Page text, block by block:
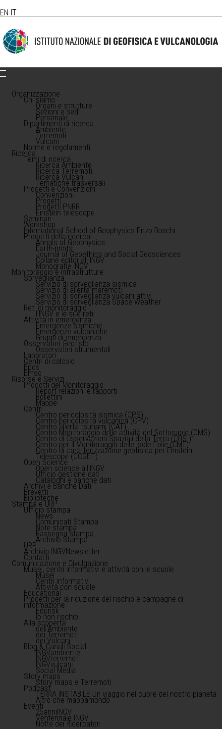
EN IT
Organizzazione
Chi siamo
Organi e strutture
Sezioni e sedi
Personale
Dipartimenti di ricerca
Ambiente
Terremoti
Vulcani
Norme e regolamenti
Ricerca
Temi di ricerca
Ricerca Ambiente
Ricerca Terremoti
Ricerca Vulcani
Tematiche trasversali
Progetti e Convenzioni
Convenzioni
Progetti
Progetti PNRR
Einstein telescope
Seminari
Workshop
International School of Geophysics Enzo Boschi
Prodotti della ricerca
Annals of Geophysics
Earth-prints
Journal of Geoethics and Social Geosciences
Collane editoriali INGV
Monografie INGV
Monitoraggio e infrastrutture
Sorveglianza
Servizio di sorveglianza sismica
Servizio di allerta maremoti
Servizio di sorveglianza vulcani attivi
Servizio di sorveglianza Space Weather
Reti di monitoraggio
l'INGV e le sue reti
Attività in emergenza
Emergenze sismiche
Emergenze vulcaniche
Gruppi di emergenza
Osservatori Geofisici
Osservatori strumentali
Laboratori
Centri di calcolo
Epos
Emso
Risorse e Servizi
Prodotti del Monitoraggio
Report relazioni e rapporti
Bollettini
Mappe
Centri
Centro pericolosità sismica (CPS)
Centro pericolosità vulcanica (CPV)
Centro allerta tsunami (CAT)
Centro Monitoraggio delle attività del Sottosuolo (CMS)
Centro di Osservazioni Spaziali della Terra (COS )
Centro per il Monitoraggio delle Isole Eolie (CME)
Centro di caratterizzazione geofisica per Einstein
Telescope (CCGET)
Open Science
Open science all'INGV
Ufficio gestione dati
Cataloghi e banche dati
Archivi e Banche Dati
Brevetti
Biblioteche
Stampa e URP
Ufficio stampa
News
Comunicati Stampa
Note stampa
Rassegna stampa
Archivio Stampa
URP
Archivio INGVNewsletter
Contatti
Comunicazione e Divulgazione
Musei, centri informativi e attività con le scuole
Musei
Centri informativi
Attività con scuole
Educational
Progetti per la riduzione del rischio e campagne di
informazione
Edurisk
Io non rischio
Alla scoperta
dell'Ambiente
dei Terremoti
dei Vulcani
Blog & Canali Social
INGVambiente
INGVterremoti
INGVvulcani
Social Media
Story maps
Story maps e Terremoti
Podcast
TERRA INSTABILE Un viaggio nel cuore del nostro pianeta
Altro che mappamondo
Eventi
25anniINGV
Ventennale INGV
Notte dei Ricercatori